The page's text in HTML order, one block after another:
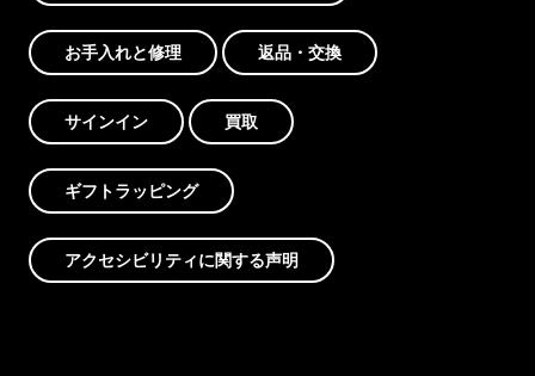
お手入れと修理 返品・交換
サインイン 買取
ギフトラッピング
アクセシビリティに関する声明